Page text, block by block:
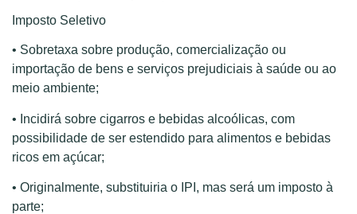
Imposto Seletivo
• Sobretaxa sobre produção, comercialização ou
importação de bens e serviços prejudiciais à saúde ou ao
meio ambiente;
• Incidirá sobre cigarros e bebidas alcoólicas, com
possibilidade de ser estendido para alimentos e bebidas
ricos em açúcar;
• Originalmente, substituiria o IPI, mas será um imposto à
parte;